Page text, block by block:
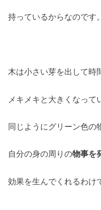
持っているからなのです。
木は小さい芽を出して時
メキメキと大きくなって
同じようにグリーン色の
自分の身の周りの物事を
効果を生んでくれるわけ